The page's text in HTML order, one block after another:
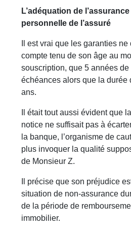
L’adéquation de
personnelle de l’assuré
Il est vrai que les garanties
compte tenu de son âge au
souscription, que 5 années
échéances alors que la durée
ans.
Il était tout aussi évident que
notice ne suffisait pas à
la banque, l’organisme de
plus invoquer la qualité
de Monsieur Z.
Il précise que son préjudice
situation de non-assurance
de la période de
immobilier.